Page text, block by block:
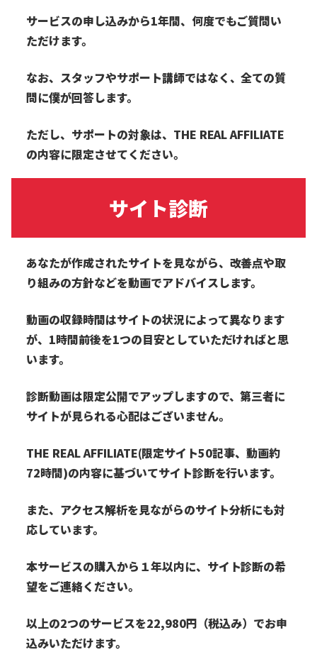
サービスの申し込みから1年間、何度でもご質問い
ただけます。
なお、スタッフやサポート講師ではなく、全ての質
問に僕が回答します。
ただし、サポートの対象は、THE REAL AFFILIATE
の内容に限定させてください。
サイト診断
あなたが作成されたサイトを見ながら、改善点や取
り組みの方針などを動画でアドバイスします。
動画の収録時間はサイトの状況によって異なります
が、1時間前後を1つの目安としていただければと思
います。
診断動画は限定公開でアップしますので、第三者に
サイトが見られる心配はございません。
THE REAL AFFILIATE(限定サイト50記事、動画約
72時間)の内容に基づいてサイト診断を行います。
また、アクセス解析を見ながらのサイト分析にも対
応しています。
本サービスの購入から１年以内に、サイト診断の希
望をご連絡ください。
以上の2つのサービスを22,980円（税込み）でお申
込みいただけます。